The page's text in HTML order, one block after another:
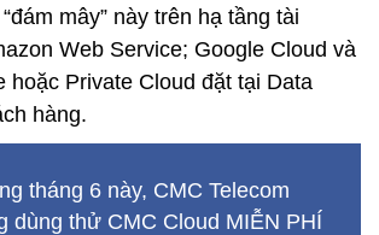
mây” này trên hạ tầng tài
Web Service; Google Cloud và
hoặc Private Cloud đặt tại Data
hàng.
tháng 6 này, CMC Telecom
dùng thử CMC Cloud MIỄN PHÍ